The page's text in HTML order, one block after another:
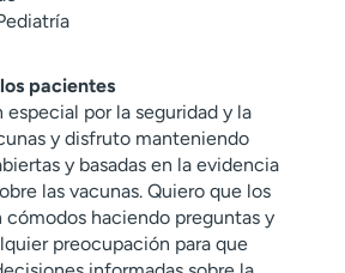
pacientes
especial por la seguridad y la
y disfruto manteniendo
y basadas en la evidencia
las vacunas. Quiero que los
cómodos haciendo preguntas y
preocupación para que